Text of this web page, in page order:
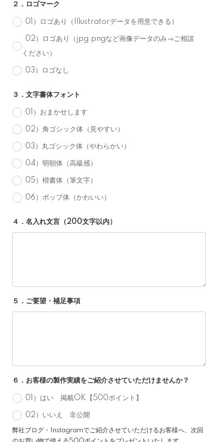
２．ロゴマーク
01）ロゴあり（Illustratorデータを用意できる）
02）ロゴあり（jpg.pngなど画像データのみ→ご相談
ください）
03）ロゴなし
３．文字書体フォント
01）おまかせします
02）角ゴシック体（見やすい）
03）丸ゴシック体（やわらかい）
04）明朝体（高級感）
05）楷書体（筆文字）
06）ポップ体（かわいい）
４．名入れ文言（200文字以内）
５．ご要望・補足事項
６．お客様の製作実績をご紹介させていただけませんか？
01）はい 掲載OK【500ポイント】
02）いいえ 非公開
弊社ブログ・Instagramでご紹介させていただけるお客様へ、次回